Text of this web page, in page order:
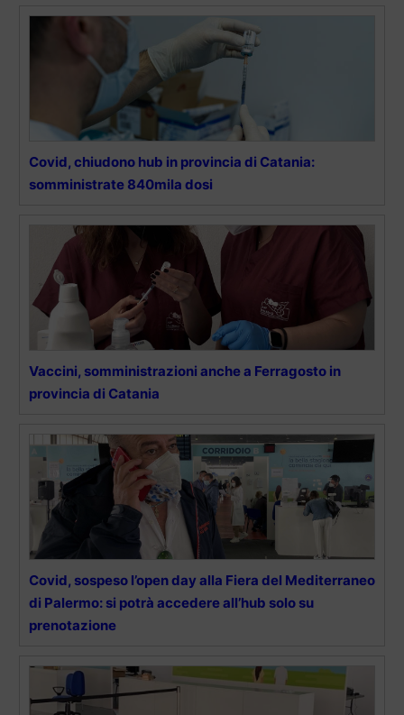
Covid, chiudono hub in provincia di Catania:
somministrate 840mila dosi
Vaccini, somministrazioni anche a Ferragosto in
provincia di Catania
Covid, sospeso l’open day alla Fiera del Mediterraneo
di Palermo: si potrà accedere all’hub solo su
prenotazione